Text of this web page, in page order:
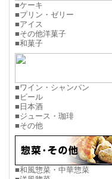
■ケーキ
■プリン・ゼリー
■アイス
■その他洋菓子
■和菓子
■ワイン・シャンパン
■ビール
■日本酒
■ジュース・珈琲
■その他
■和風惣菜・中華惣菜